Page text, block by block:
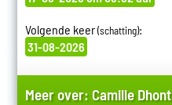
Volgende keer(schatting):
31-08-2026
Meer over: Camille Dhont